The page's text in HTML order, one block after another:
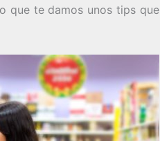
que te damos unos tips que